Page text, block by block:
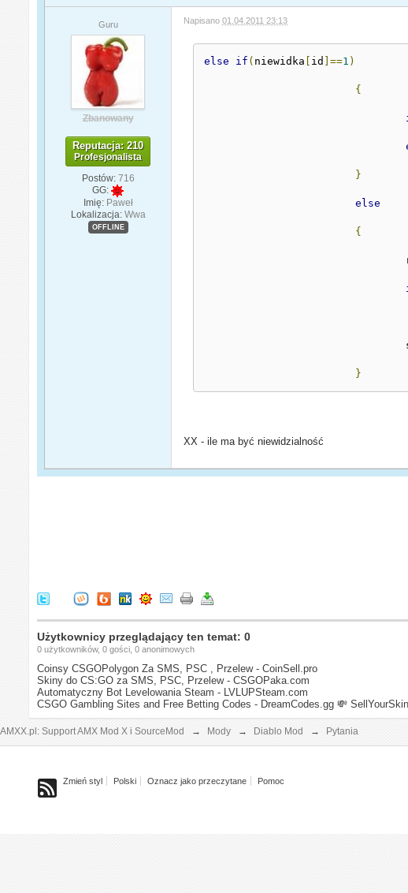
Guru
Zbanowany
Reputacja: 210
Profesjonalista
Postów: 716
GG:
Imię: Paweł
Lokalizacja: Wwa
OFFLINE
Napisano01.04.2011 23:13
else if ( niewidka [ id ]==1 )
{
}
else
{
}
XX - ile ma być niewidzialność
Użytkownicy przeglądający ten temat: 0
0 użytkowników, 0 gości, 0 anonimowych
Coinsy CSGOPolygon Za SMS, PSC , Przelew - CoinSell.pro
Skiny do CS:GO za SMS, PSC, Przelew - CSGOPaka.com
Automatyczny Bot Levelowania Steam - LVLUPSteam.com
CSGO Gambling Sites and Free Betting Codes - DreamCodes.gg 💸
AMXX.pl: Support AMX Mod X i SourceMod → Mody → Diablo Mod → Pytania
Zmień styl Polski Oznacz jako przeczytane Pomoc